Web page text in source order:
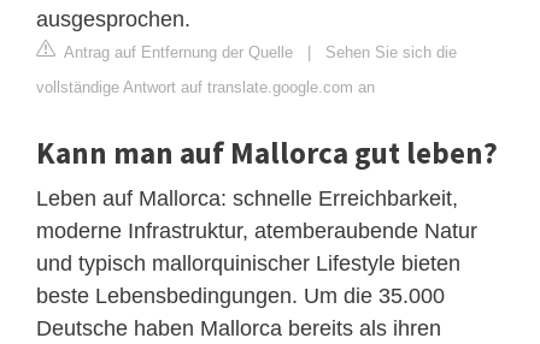
ausgesprochen.
Antrag auf Entfernung der Quelle | Sehen Sie sich die
vollständige Antwort auf translate.google.com an
Kann man auf Mallorca gut leben?
Leben auf Mallorca: schnelle Erreichbarkeit,
moderne Infrastruktur, atemberaubende Natur
und typisch mallorquinischer Lifestyle bieten
beste Lebensbedingungen. Um die 35.000
Deutsche haben Mallorca bereits als ihren